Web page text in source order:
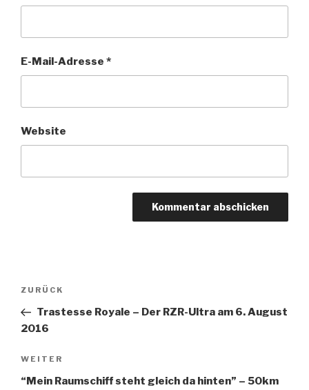
E-Mail-Adresse *
Website
Beitragsnavigation
Vorheriger
Beitrag
ZURÜCK
Trastesse Royale – Der RZR-Ultra am 6. August
2016
Nächster
Beitrag
WEITER
“Mein Raumschiff steht gleich da hinten” – 50km